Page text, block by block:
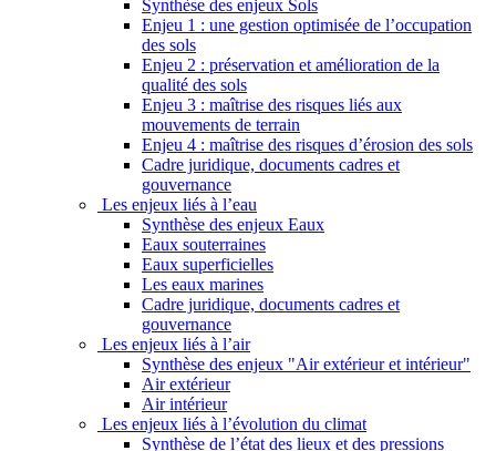
Synthèse des enjeux Sols
Enjeu 1 : une gestion optimisée de l’occupation
des sols
Enjeu 2 : préservation et amélioration de la
qualité des sols
Enjeu 3 : maîtrise des risques liés aux
mouvements de terrain
Enjeu 4 : maîtrise des risques d’érosion des sols
Cadre juridique, documents cadres et
gouvernance
Les enjeux liés à l’eau
Synthèse des enjeux Eaux
Eaux souterraines
Eaux superficielles
Les eaux marines
Cadre juridique, documents cadres et
gouvernance
Les enjeux liés à l’air
Synthèse des enjeux "Air extérieur et intérieur"
Air extérieur
Air intérieur
Les enjeux liés à l’évolution du climat
Synthèse de l’état des lieux et des pressions